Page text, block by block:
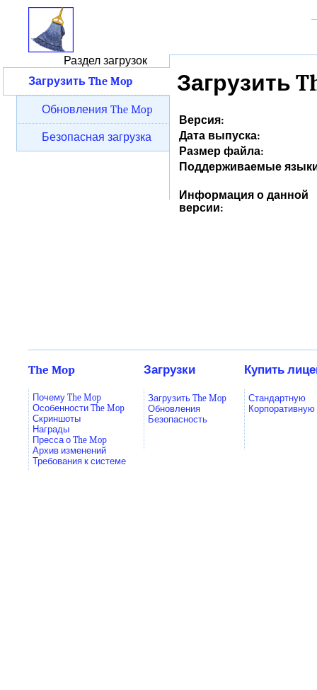
Раздел загрузок
Загрузить The Mop
Обновления The Mop
Безопасная загрузка
Загрузить
Версия:
Дата выпуска:
Размер файла:
Поддерживаемые
Информация о данной
версии:
The Mop
Почему The Mop
Особенности The Mop
Скриншоты
Награды
Пресса о The Mop
Архив изменений
Требования к системе
Загрузки
Загрузить The Mop
Обновления
Безопасность
Купить
Стандартную
Корпоративную